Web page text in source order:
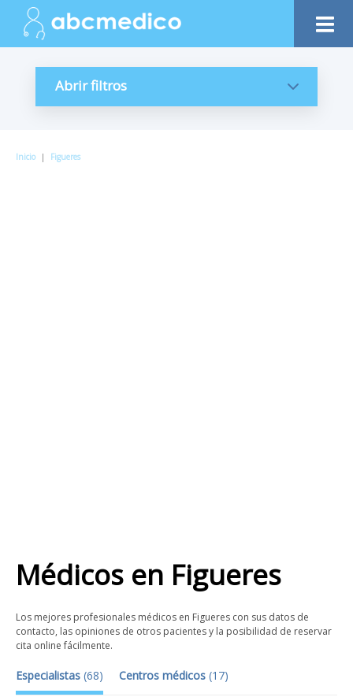
Abrir filtros
Inicio | Figueres
Médicos en Figueres
Los mejores profesionales médicos en Figueres con sus datos de
contacto, las opiniones de otros pacientes y la posibilidad de reservar
cita online fácilmente.
Especialistas (68) Centros médicos (17)